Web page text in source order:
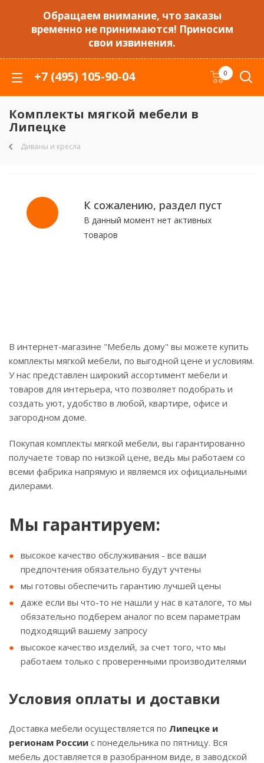
Обращаем внимание, что заказы
временно не принимаются! Приносим
свои извинения.
+7 (495) 105-90-04 0
Комплекты мягкой мебели в
Липецке
Диваны и кресла
К сожалению, раздел пуст
В данный момент нет активных
товаров
В интернет-магазине "Мебель дому" вы можете купить
комплекты мягкой мебели, по выгодной цене и условиям.
У нас представлен широкий ассортимент мебели и
товаров для интерьера, что позволяет подобрать и
создать уют, удобство в любой, квартире, офисе и
загородном доме.
Покупая комплекты мягкой мебели, вы гарантированно
получаете товар по низкой цене, ведь мы работаем со
всеми фабрика напрямую и являемся их официальными
дилерами.
Мы гарантируем:
высокое качество обслуживания - все ваши
предпочтения обязательно будут учтены
мы готовы обеспечить гарантию лучшей цены
даже если вы что-то не нашли у нас в каталоге, то мы
обязательно подберем аналог по всем параметрам
подходящий вашему запросу
высокое качество изделий, за счет того, что мы
работаем только с проверенными производителями
Условия оплаты и доставки
Доставка мебели осуществляется по Липецке и
регионам России с понедельника по пятницу. Вся
мебель доставляется в разобранном виде, в заводской